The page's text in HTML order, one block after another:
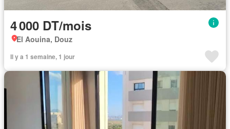
4 000 DT/mois
El Aouina, Douz
Il y a 1 semaine, 1 jour